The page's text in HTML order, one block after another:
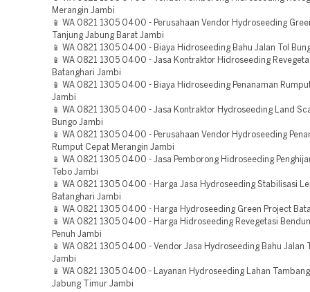
Merangin Jambi
📱 WA 0821 1305 0400 - Perusahaan Vendor Hydroseeding
Tanjung Jabung Barat Jambi
📱 WA 0821 1305 0400 - Biaya Hidroseeding Bahu Jalan Tol
📱 WA 0821 1305 0400 - Jasa Kontraktor Hidroseeding
Batanghari Jambi
📱 WA 0821 1305 0400 - Biaya Hidroseeding Penanaman
Jambi
📱 WA 0821 1305 0400 - Jasa Kontraktor Hydroseeding Land
Bungo Jambi
📱 WA 0821 1305 0400 - Perusahaan Vendor Hydroseeding
Rumput Cepat Merangin Jambi
📱 WA 0821 1305 0400 - Jasa Pemborong Hidroseeding
Tebo Jambi
📱 WA 0821 1305 0400 - Harga Jasa Hydroseeding Stabilisasi
Batanghari Jambi
📱 WA 0821 1305 0400 - Harga Hydroseeding Green Project
📱 WA 0821 1305 0400 - Harga Hidroseeding Revegetasi
Penuh Jambi
📱 WA 0821 1305 0400 - Vendor Jasa Hydroseeding Bahu Jalan
Jambi
📱 WA 0821 1305 0400 - Layanan Hydroseeding Lahan
Jabung Timur Jambi